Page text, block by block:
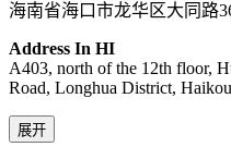
海南省海口市龙华区大同路
Address In HI
A403, north of the 12th floor,
Road, Longhua District,
展开